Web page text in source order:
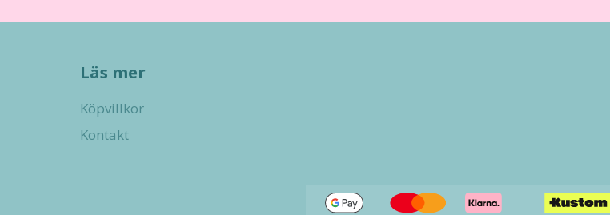
Läs mer
Köpvillkor
Kontakt